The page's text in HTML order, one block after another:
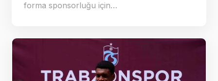
forma sponsorluğu için…